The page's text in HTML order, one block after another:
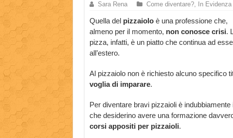
Sara Rena Come diventare?, In Evidenza
Quella del pizzaioloè una professione che,
almeno per il momento, non conosce crisi.
pizza, infatti, è un piatto che continua ad
all’estero.
Al pizzaiolo non è richiesto alcuno specifico
voglia di imparare.
Per diventare bravi pizzaioli è
che desiderino avere una formazione
corsi appositi per pizzaioli.